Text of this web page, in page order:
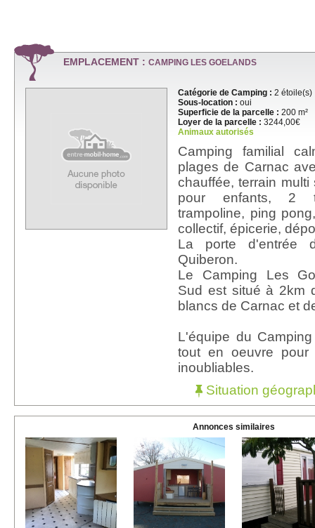
EMPLACEMENT : CAMPING LES GOELANDS
Catégorie de Camping : 2 étoile(s)
Sous-location : oui
Superficie de la parcelle : 200 m²
Loyer de la parcelle : 3244,00€
Animaux autorisés
Camping familial
plages de Carnac
chauffée, terrain
pour enfants, 2
trampoline, ping
collectif, épicerie,
La porte d'entrée
Quiberon.
Le Camping Les
Sud est situé à 2km
blancs de Carnac et
L'équipe du
tout en oeuvre
inoubliables.
Situation
Annonces similaires